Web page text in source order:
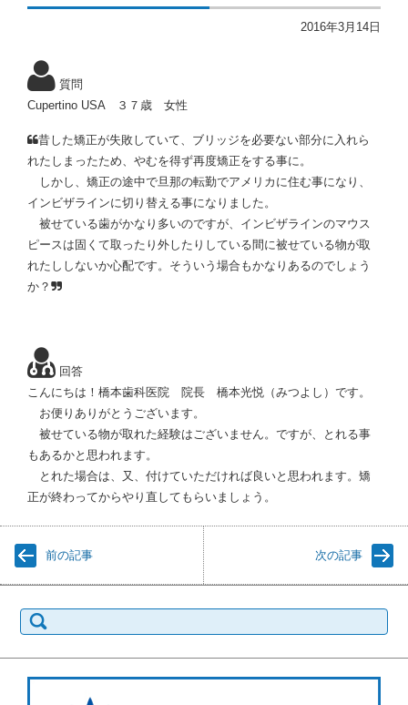
2016年3月14日
質問
Cupertino USA ３７歳 女性
昔した矯正が失敗していて、ブリッジを必要ない部分に入れら
れたしまったため、やむを得ず再度矯正をする事に。
しかし、矯正の途中で旦那の転勤でアメリカに住む事になり、
インビザラインに切り替える事になりました。
被せている歯がかなり多いのですが、インビザラインのマウス
ピースは固くて取ったり外したりしている間に被せている物が取
れたししないか心配です。そういう場合もかなりあるのでしょう
か？
回答
こんにちは！橋本歯科医院 院長 橋本光悦（みつよし）です。
お便りありがとうございます。
被せている物が取れた経験はございません。ですが、とれる事
もあるかと思われます。
とれた場合は、又、付けていただければ良いと思われます。矯
正が終わってからやり直してもらいましょう。
前の記事 次の記事
検
索: